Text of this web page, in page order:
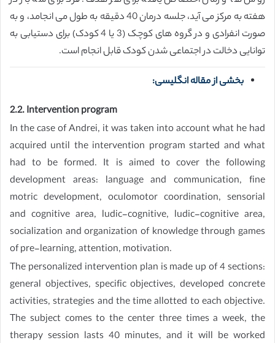
هفته به مرکز می آید، جلسه درمان 40 دقیقه به طول می انجامد، و به
صورت انفرادی و در گروه های کوچک (3 یا 4 کودک) برای دستیابی به
توانایی دخالت در اجتماعی شدن کودک قابل انجام است.
بخشی از مقاله انگلیسی:
2.2. Intervention program
In the case of Andrei, it was taken into account what he had
acquired until the intervention program started and what
had to be formed. It is aimed to cover the following
development areas: language and communication, fine
motric development, oculomotor coordination, sensorial
and cognitive area, ludic-cognitive, ludic-cognitive area,
socialization and organization of knowledge through games
of pre-learning, attention, motivation.
The personalized intervention plan is made up of 4 sections:
general objectives, specific objectives, developed concrete
activities, strategies and the time allotted to each objective.
The subject comes to the center three times a week, the
therapy session lasts 40 minutes, and it will be worked